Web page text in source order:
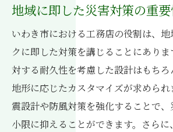
地域に即した災害対策の重
いわき市における工務店の役割は、
クに即した対策を講じることにあり
対する耐久性を考慮した設計はもち
地形に応じたカスタマイズが求めら
震設計や防風対策を強化することで
小限に抑えることができます。さら